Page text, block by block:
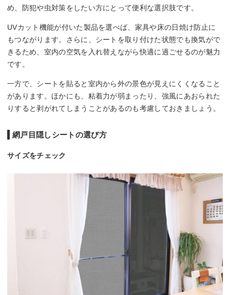
め、防犯や虫対策をしたい方にとって便利な選択肢です。
UVカット機能が付いた製品を選べば、家具や床の日焼け防止に
もつながります。さらに、シートを取り付けた状態でも換気がで
きるため、室内の空気を入れ替えながら快適に過ごせるのが魅力
です。
一方で、シートを貼ると室内から外の景色が見えにくくなること
があります。ほかにも、粘着力が弱まったり、強風にあおられた
りすると剥がれてしまうことがあるのも考慮しておきましょう。
網戸目隠しシートの選び方
サイズをチェック